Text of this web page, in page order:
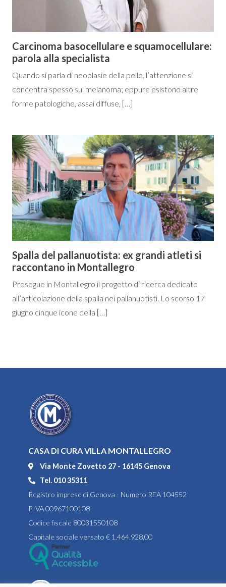
Carcinoma basocellulare e squamocellulare:
parola alla specialista
Quando si parla di neoplasie della pelle, l’attenzione si
concentra spesso sul melanoma; eppure esistono altre
forme patologiche, assai diffuse, […]
Spalla del pallanuotista: ex grandi atleti si
raccontano in Montallegro
Prosegue in Montallegro il progetto di ricerca dedicato
all’articolazione della spalla nei pallanuotisti. Lo scorso 17
giugno cinque icone della […]
CASA DI CURA VILLA MONTALLEGRO
Via Monte Zovetto 27 - 16145 Genova
Tel. 010 35311
Registro imprese di Genova - Numero REA 104552
P.IVA 00967100108
Codice fiscale 80031550108
Capitale sociale versato € 1.464.928,00